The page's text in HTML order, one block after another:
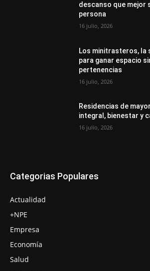
descanso que mejor
persona
16 julio, 2026
Los minitrasteros, la
para ganar espacio
pertenencias
16 julio, 2026
Residencias de
integral, bienestar y
16 julio, 2026
Categorias Populares
Actualidad
+NPE
Empresa
Economía
Salud